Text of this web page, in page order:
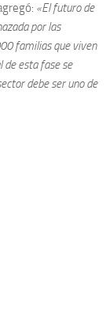
«El futuro de
por las
familias que viven
de esta fase se
debe ser uno de